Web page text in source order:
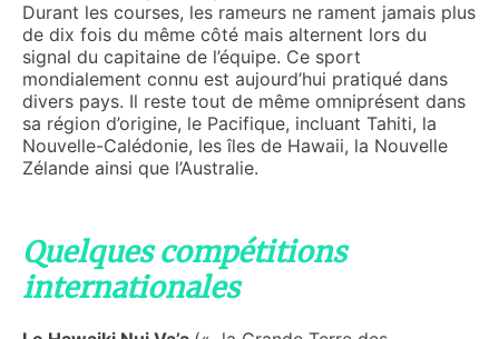
Durant les courses, les rameurs ne rament jamais plus
de dix fois du même côté mais alternent lors du
signal du capitaine de l’équipe. Ce sport
mondialement connu est aujourd’hui pratiqué dans
divers pays. Il reste tout de même omniprésent dans
sa région d’origine, le Pacifique, incluant Tahiti, la
Nouvelle-Calédonie, les îles de Hawaii, la Nouvelle
Zélande ainsi que l’Australie.
Quelques compétitions
internationales